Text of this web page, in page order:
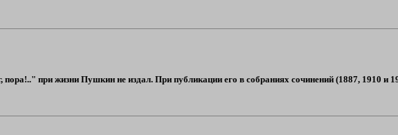
пора!.." при жизни Пушкин не издал. При публикации его в собраниях сочинений (1887, 1910 и